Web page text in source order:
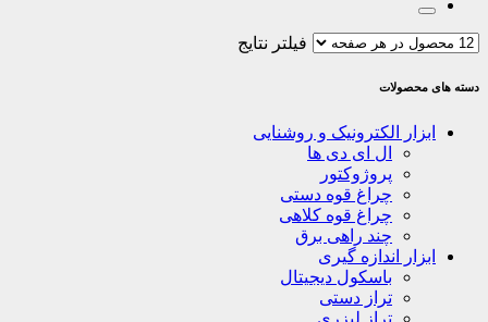
فیلتر نتایج
دسته های محصولات
ابزار الکترونیک و روشنایی
ال ای دی ها
پروژوکتور
چراغ قوه دستی
چراغ قوه کلاهی
چند راهی برق
ابزار اندازه گیری
باسکول دیجیتال
تراز دستی